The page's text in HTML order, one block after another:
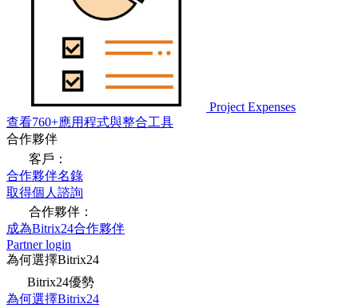
Project Expenses
查看760+應用程式與整合工具
合作夥伴
客戶：
合作夥伴名錄
取得個人諮詢
合作夥伴：
成為Bitrix24合作夥伴
Partner login
為何選擇Bitrix24
Bitrix24優勢
為何選擇Bitrix24